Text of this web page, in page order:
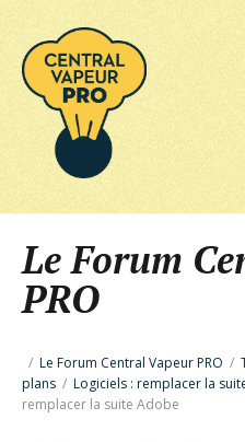
Le Forum
PRO
/ Le Forum Central Vapeur PRO /
plans / Logiciels : remplacer la
remplacer la suite Adobe